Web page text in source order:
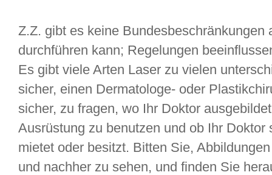
Z.Z. gibt es keine Bundesbeschränkungen
durchführen kann; Regelungen
Es gibt viele Arten Laser zu vielen
sicher, einen Dermatologe- oder
sicher, zu fragen, wo Ihr Doktor
Ausrüstung zu benutzen und ob Ihr Doktor
mietet oder besitzt. Bitten Sie,
und nachher zu sehen, und finden Sie